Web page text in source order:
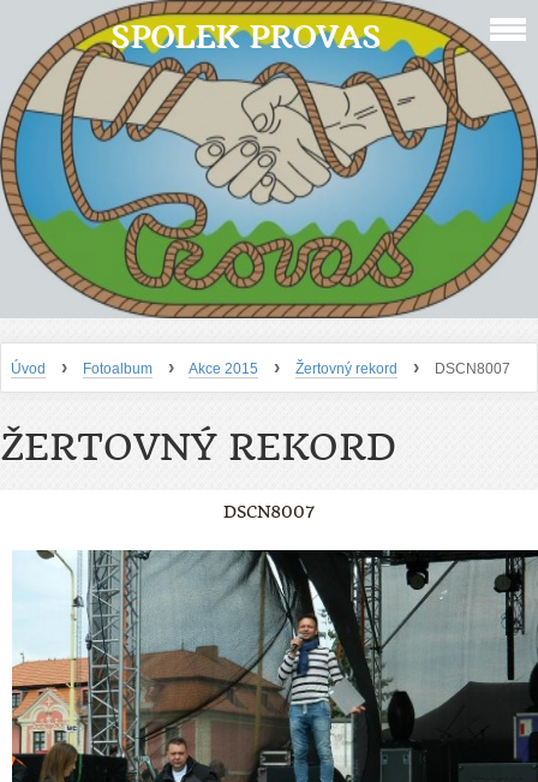
SPOLEK PROVAS
Úvod › Fotoalbum › Akce 2015 › Žertovný rekord › DSCN8007
ŽERTOVNÝ REKORD
DSCN8007